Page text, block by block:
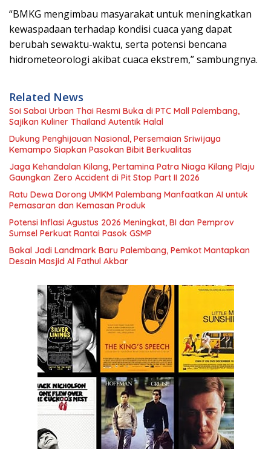
“BMKG mengimbau masyarakat untuk meningkatkan
kewaspadaan terhadap kondisi cuaca yang dapat
berubah sewaktu-waktu, serta potensi bencana
hidrometeorologi akibat cuaca ekstrem,” sambungnya.
Related News
Soi Sabai Urban Thai Resmi Buka di PTC Mall Palembang,
Sajikan Kuliner Thailand Autentik Halal
Dukung Penghijauan Nasional, Persemaian Sriwijaya
Kemampo Siapkan Pasokan Bibit Berkualitas
Jaga Kehandalan Kilang, Pertamina Patra Niaga Kilang Plaju
Gaungkan Zero Accident di Pit Stop Part II 2026
Ratu Dewa Dorong UMKM Palembang Manfaatkan AI untuk
Pemasaran dan Kemasan Produk
Potensi Inflasi Agustus 2026 Meningkat, BI dan Pemprov
Sumsel Perkuat Rantai Pasok GSMP
Bakal Jadi Landmark Baru Palembang, Pemkot Mantapkan
Desain Masjid Al Fathul Akbar